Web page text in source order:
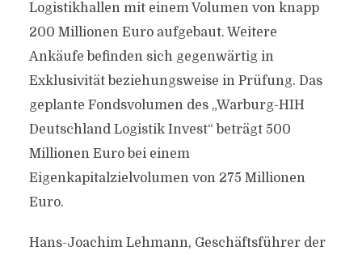
Logistikhallen mit einem Volumen von knapp
200 Millionen Euro aufgebaut. Weitere
Ankäufe befinden sich gegenwärtig in
Exklusivität beziehungsweise in Prüfung. Das
geplante Fondsvolumen des „Warburg-HIH
Deutschland Logistik Invest“ beträgt 500
Millionen Euro bei einem
Eigenkapitalzielvolumen von 275 Millionen
Euro.
Hans-Joachim Lehmann, Geschäftsführer der